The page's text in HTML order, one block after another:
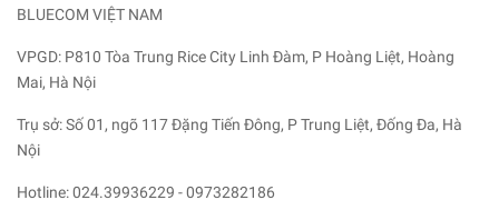
BLUECOM VIỆT NAM
VPGD: P810 Tòa Trung Rice City Linh Đàm, P Hoàng Liệt, Hoàng
Mai, Hà Nội
Trụ sở: Số 01, ngõ 117 Đặng Tiến Đông, P Trung Liệt, Đống Đa, Hà
Nội
Hotline: 024.39936229 - 0973282186